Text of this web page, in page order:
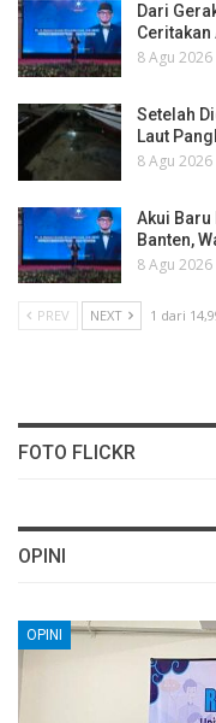
Dari
8 Agu 2026
Setelah
Laut
8 Agu 2026
Akui
Banten,
8 Agu 2026
PREV NEXT 1 dari
FOTO FLICKR
OPINI
OPINI